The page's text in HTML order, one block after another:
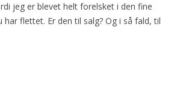
jeg er blevet helt forelsket i den fine
har flettet. Er den til salg? Og i så fald, til